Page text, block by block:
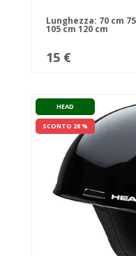
Lunghezza: 70 cm
105 cm 120 cm
15 €
HEAD
SCONTO 28 %